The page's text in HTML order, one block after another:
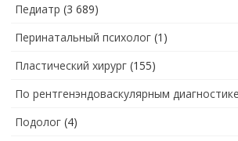
Педиатр (3 689)
Перинатальный психолог (1)
Пластический хирург (155)
По рентгенэндоваскулярным
Подолог (4)